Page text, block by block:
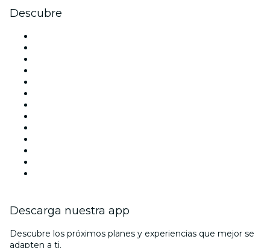
Descubre
Descarga nuestra app
Descubre los próximos planes y experiencias que mejor se
adapten a ti.